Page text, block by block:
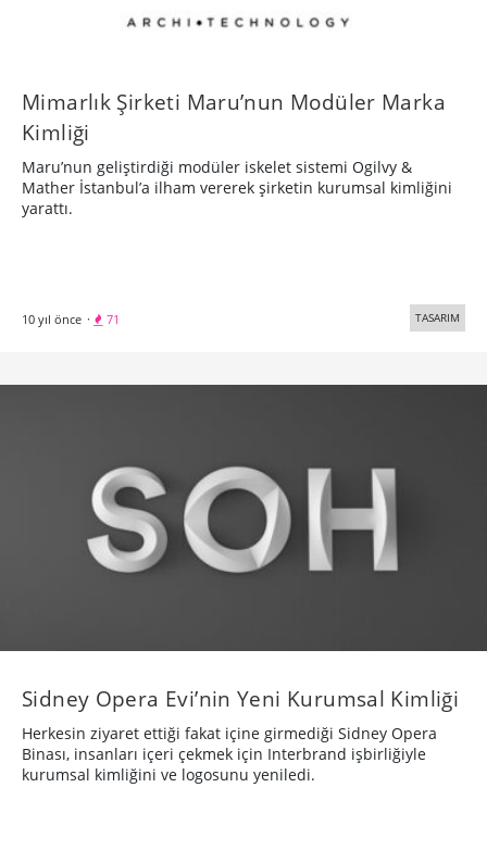
Mimarlık Şirketi Maru’nun Modüler Marka
Kimliği
Maru’nun geliştirdiği modüler iskelet sistemi Ogilvy &
Mather İstanbul’a ilham vererek şirketin kurumsal kimliğini
yarattı.
10 yıl önce · 71 TASARIM
Sidney Opera Evi’nin Yeni Kurumsal Kimliği
Herkesin ziyaret ettiği fakat içine girmediği Sidney Opera
Binası, insanları içeri çekmek için Interbrand işbirliğiyle
kurumsal kimliğini ve logosunu yeniledi.